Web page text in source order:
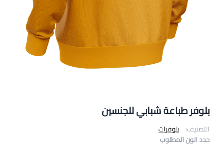
بلوفر طباعة شبابي للجنسين
التصنيف: بلوفرات
حدد الون المطلوب